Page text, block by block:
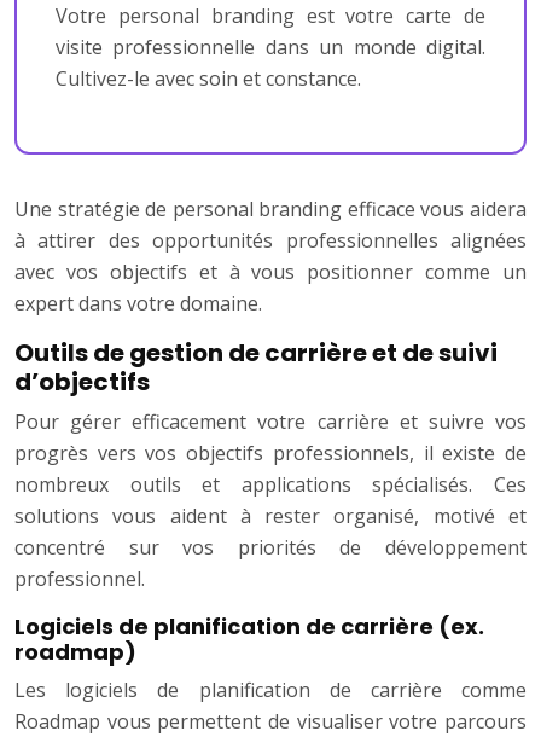
Votre personal branding est votre carte de
visite professionnelle dans un monde digital.
Cultivez-le avec soin et constance.
Une stratégie de personal branding efficace vous aidera
à attirer des opportunités professionnelles alignées
avec vos objectifs et à vous positionner comme un
expert dans votre domaine.
Outils de gestion de carrière et de suivi
d’objectifs
Pour gérer efficacement votre carrière et suivre vos
progrès vers vos objectifs professionnels, il existe de
nombreux outils et applications spécialisés. Ces
solutions vous aident à rester organisé, motivé et
concentré sur vos priorités de développement
professionnel.
Logiciels de planification de carrière (ex.
roadmap)
Les logiciels de planification de carrière comme
Roadmap vous permettent de visualiser votre parcours